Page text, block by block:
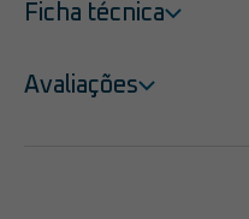
Ficha técnica
Avaliações